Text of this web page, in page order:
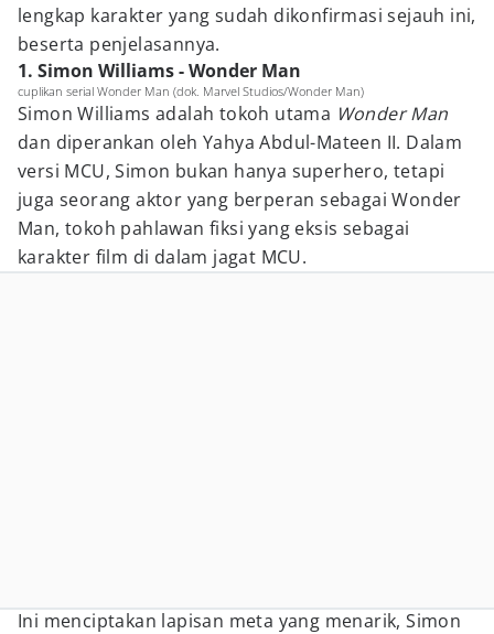
lengkap karakter yang sudah dikonfirmasi sejauh ini,
beserta penjelasannya.
1. Simon Williams - Wonder Man
cuplikan serial Wonder Man (dok. Marvel Studios/Wonder Man)
Simon Williams adalah tokoh utama Wonder Man
dan diperankan oleh Yahya Abdul-Mateen II. Dalam
versi MCU, Simon bukan hanya superhero, tetapi
juga seorang aktor yang berperan sebagai Wonder
Man, tokoh pahlawan fiksi yang eksis sebagai
karakter film di dalam jagat MCU.
Ini menciptakan lapisan meta yang menarik, Simon